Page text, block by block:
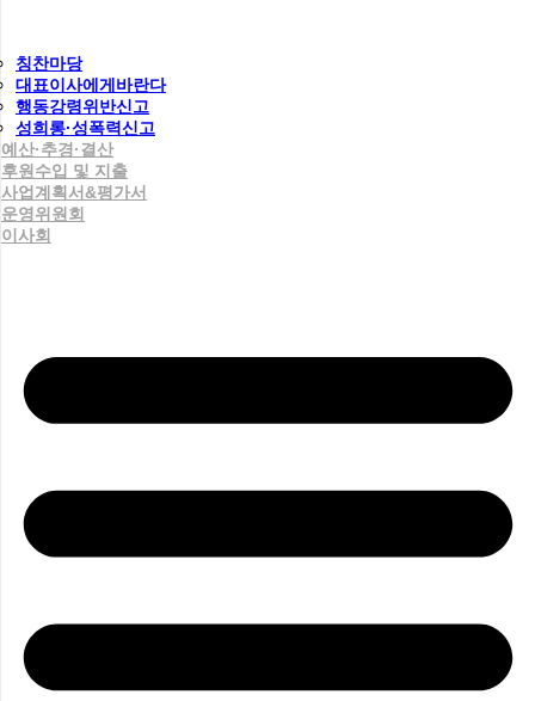
칭찬마당
대표이사에게바란다
행동강령위반신고
성희롱·성폭력신고
예산·추경·결산
후원수입 및 지출
사업계획서&평가서
운영위원회
이사회